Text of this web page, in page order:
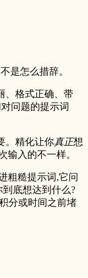
是怎么措辞。
格式正确、带
问题的提示词
。精化让你真正想
输入的不一样。
粗糙提示词,它问
底想达到什么?
分或时间之前堵